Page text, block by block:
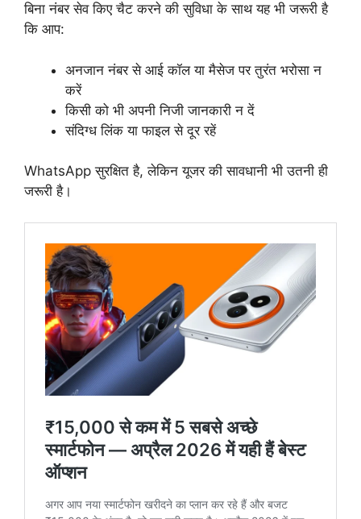
बिना नंबर सेव किए चैट करने की सुविधा के साथ यह भी जरूरी है
कि आप:
अनजान नंबर से आई कॉल या मैसेज पर तुरंत भरोसा न
करें
किसी को भी अपनी निजी जानकारी न दें
संदिग्ध लिंक या फाइल से दूर रहें
WhatsApp सुरक्षित है, लेकिन यूजर की सावधानी भी उतनी ही
जरूरी है।